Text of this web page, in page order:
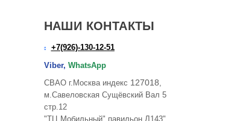
НАШИ КОНТАКТЫ
+7(926)-130-12-51
Viber, WhatsApp
СВАО г.Москва индекс 127018,
м.Савеловская Сущёвский Вал 5
стр.12
"ТЦ Мобильный" павильон Л143"